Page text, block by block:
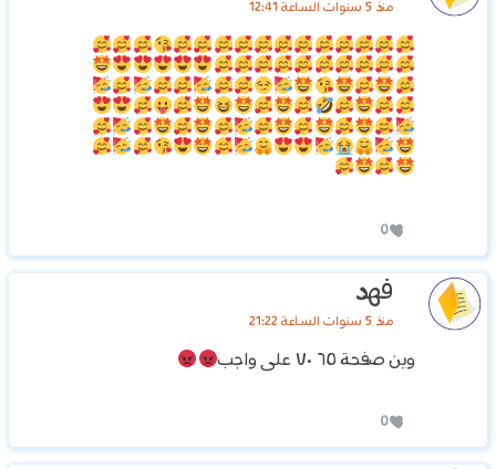
منذ 5 سنوات الساعة 12:41
0
فهد
منذ 5 سنوات الساعة 21:22
وين صفحة ٦٥ ٧٠ على واجب
0